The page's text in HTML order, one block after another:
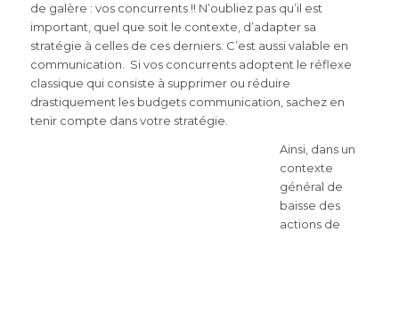
de galère : vos concurrents !! N’oubliez pas qu’il est
important, quel que soit le contexte, d’adapter sa
stratégie à celles de ces derniers. C’est aussi valable en
communication. Si vos concurrents adoptent le réflexe
classique qui consiste à supprimer ou réduire
drastiquement les budgets communication, sachez en
tenir compte dans votre stratégie.
Ainsi, dans un
contexte
général de
baisse des
actions de